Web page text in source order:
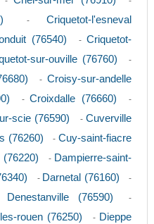
-Criquetot-l'esneval
(76540) -Criquetot-
sur-ouville (76760) -
-Croisy-sur-andelle
-Croixdalle (76660) -
scie (76590) -Cuverville
(76260) -Cuy-saint-fiacre
- Dampierre-saint-
- Darnetal (76160) -
Denestanville (76590) -
rouen (76250) - Dieppe